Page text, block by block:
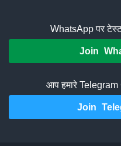
WhatsApp पर
Join
आप हमारे
Join